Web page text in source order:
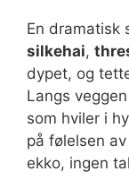
En dramatisk
silkehai,
dypet, og
Langs
som hviler i
på følelsen
ekko, ingen